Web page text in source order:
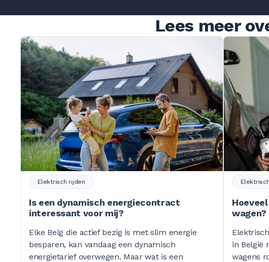
Lees meer
Elektrisch rijden
Is een dynamisch energiecontract
interessant voor mij?
Elke Belg die actief bezig is met slim energie
besparen, kan vandaag een dynamisch
energietarief overwegen. Maar wat is een
wagen?
in België
wagens